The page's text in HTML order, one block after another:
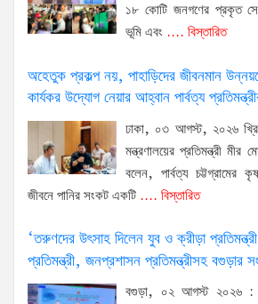
১৮ কোটি জনগণের প্রকৃত
ভূমি এবং .... বিস্তারিত
অহেতুক প্রকল্প নয়, পাহাড়িদের জীবনমান
কার্যকর উদ্যোগ নেয়ার আহ্বান পার্বত্য
ঢাকা, ০৩ আগস্ট, ২০২৬
মন্ত্রণালয়ের প্রতিমন্ত্রী মীর
বলেন, পার্বত্য চট্টগ্রামের
জীবনে পানির সংকট একটি .... বিস্তারিত
‘তরুণদের উৎসাহ দিলেন যুব ও ক্রীড়া
প্রতিমন্ত্রী, জনপ্রশাসন প্রতিমন্ত্রীসহ বগুড়ার
বগুড়া, ০২ আগস্ট ২০২৬ :